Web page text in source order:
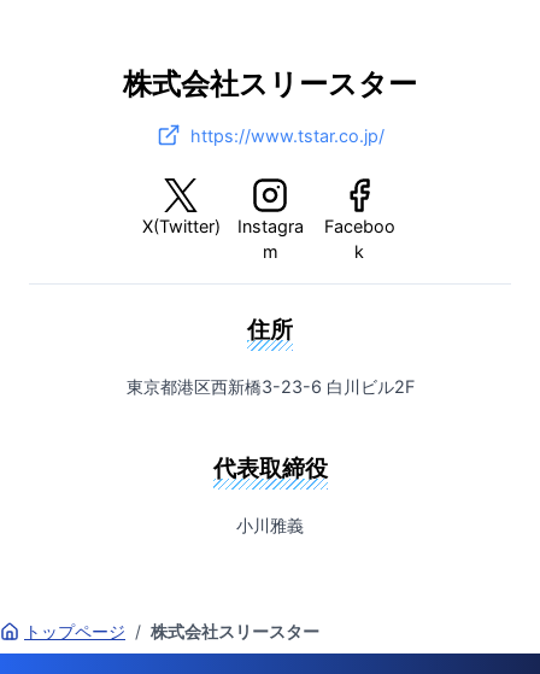
株式会社スリースター
https://www.tstar.co.jp/
X(Twitter)
Instagra
m
Faceboo
k
住所
東京都港区西新橋3-23-6 白川ビル2F
代表取締役
小川雅義
トップページ / 株式会社スリースター